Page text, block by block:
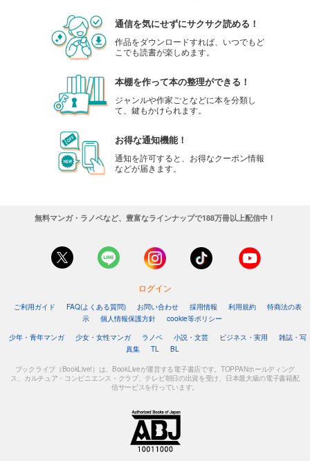
通信を気にせずにサクサク読める！
作品をダウンロードすれば、いつでもど
こでも読書が楽しめます。
本棚を作って本の整理ができる！
ジャンルや作家ごとなどに本を分類し
て、鍵もかけられます。
お得な通知機能！
通知を許可すると、お得なクーポン情報
などが届きます。
無料マンガ・ラノベなど、豊富なラインナップで188万冊以上配信中！
ログイン
ご利用ガイド FAQ(よくある質問) お問い合わせ 採用情報 利用規約
特商法の表
示
個人情報保護方針
cookie等ポリシー
少年・青年マンガ
少女・女性マンガ ラノベ 小説・文芸 ビジネス・実用
雑誌・写
真集
TL BL
ブックライブ（BookLive!）は、BookLiveが運営する電子書店です。TOPPANホールディング
ス、カルチュア・コンビニエンス・クラブ、テレビ朝日の出資を受け、日本最大級の電子書籍配
信サービスを行っています。